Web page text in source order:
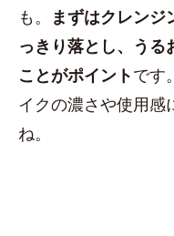
も。
まずはクレンジ
っきり落とし、うる
ことがポイントです
イクの濃さや使用感
ね。